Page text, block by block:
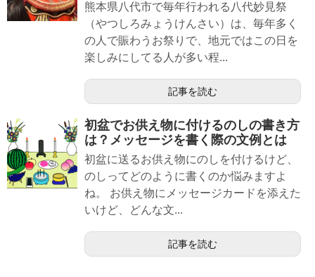
熊本県八代市で毎年行われる八代妙見祭
（やつしろみょうけんさい）は、毎年多く
の人で賑わうお祭りで、地元ではこの日を
楽しみにしてる人が多い程...
記事を読む
初盆でお供え物に付けるのしの書き方
は？メッセージを書く際の文例とは
初盆に送るお供え物にのしを付けるけど、
のしってどのように書くのか悩みますよ
ね。 お供え物にメッセージカードを添えた
いけど、どんな文...
記事を読む